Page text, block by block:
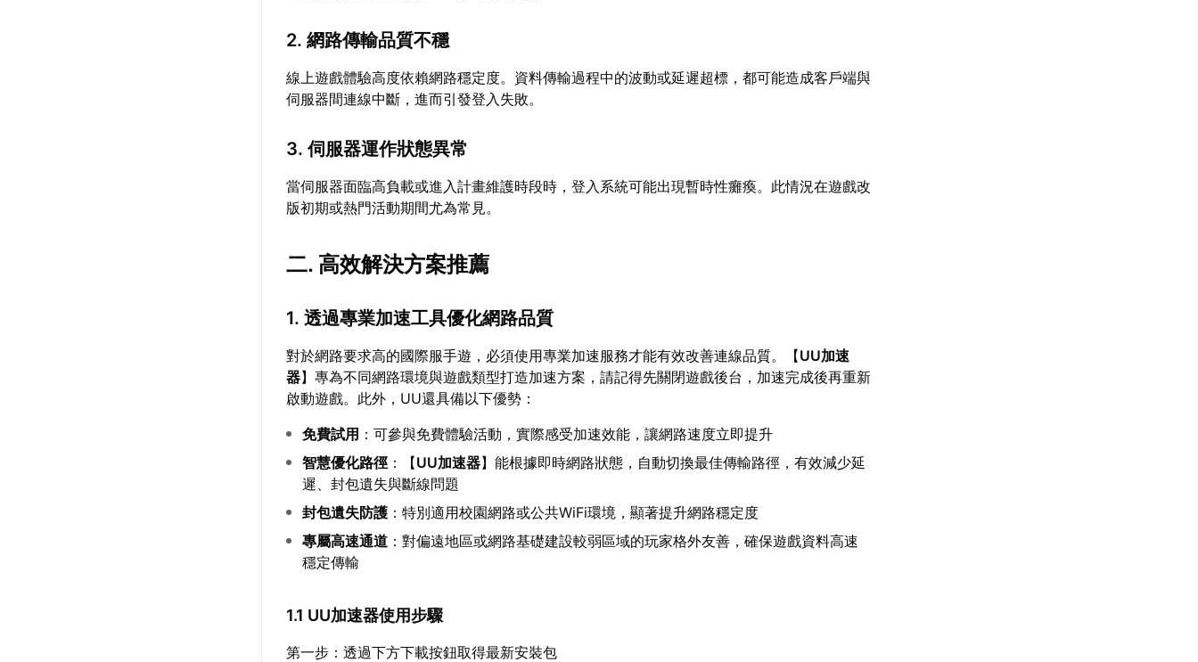
2. 網路傳輸品質不穩
線上遊戲體驗高度依賴網路穩定度。資料傳輸過程中的波動或延遲超標，都可能造成客戶端與
伺服器間連線中斷，進而引發登入失敗。
3. 伺服器運作狀態異常
當伺服器面臨高負載或進入計畫維護時段時，登入系統可能出現暫時性癱瘓。此情況在遊戲改
版初期或熱門活動期間尤為常見。
二. 高效解決方案推薦
1. 透過專業加速工具優化網路品質
對於網路要求高的國際服手遊，必須使用專業加速服務才能有效改善連線品質。【UU加速
器】專為不同網路環境與遊戲類型打造加速方案，請記得先關閉遊戲後台，加速完成後再重新
啟動遊戲。此外，UU還具備以下優勢：
免費試用 ：可參與免費體驗活動，實際感受加速效能，讓網路速度立即提升
智慧優化路徑 ：【UU加速器】能根據即時網路狀態，自動切換最佳傳輸路徑，有效減少延
遲、封包遺失與斷線問題
封包遺失防護 ：特別適用校園網路或公共WiFi環境，顯著提升網路穩定度
專屬高速通道 ：對偏遠地區或網路基礎建設較弱區域的玩家格外友善，確保遊戲資料高速
穩定傳輸
1.1 UU加速器使用步驟
第一步：透過下方下載按鈕取得最新安裝包